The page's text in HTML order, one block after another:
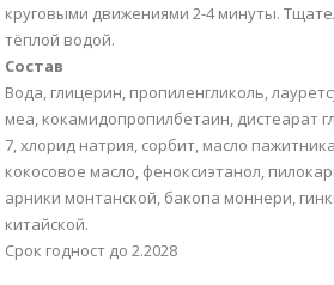
круговыми движениями 2-4 минуты.
тёплой водой.
Состав
Вода, глицерин, пропиленгликоль,
меа, кокамидопропилбетаин, дистеарат
7, хлорид натрия, сорбит, масло
кокосовое масло, феноксиэтанол,
арники монтанской, бакопа моннери,
китайской.
Срок годност до 2.2028